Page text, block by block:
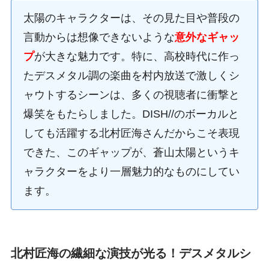
太陽のキャラクターは、その見た目や普段の
言動からは想像できないような意外なギャッ
プが大きな魅力です。特に、高校時代に作っ
たデスメタル調の楽曲を村内放送で激しくシ
ャウトするシーンは、多くの視聴者に衝撃と
爆笑をもたらしました。DISH//のボーカルと
しても活躍する北村匠海さんだからこそ表現
できた、このギャップが、蒼山太陽というキ
ャラクターをより一層魅力的なものにしてい
ます。
北村匠海の繊細な演技が光る！デスメタルシ